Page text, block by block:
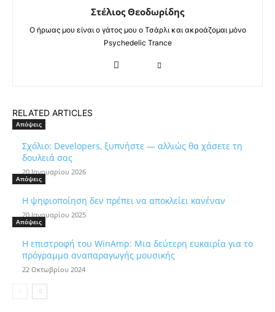
Στέλιος Θεοδωρίδης
Ο ήρωας μου είναι ο γάτος μου ο Τσάρλι και ακροάζομαι μόνο
Psychedelic Trance
RELATED ARTICLES
Απόψεις
Σχόλιο: Developers, ξυπνήστε — αλλιώς θα χάσετε τη
δουλειά σας
20 Ιανουαρίου 2026
Απόψεις
Η ψηφιοποίηση δεν πρέπει να αποκλείει κανέναν
20 Ιανουαρίου 2025
Απόψεις
Η επιστροφή του WinAmp: Μια δεύτερη ευκαιρία για το
πρόγραμμα αναπαραγωγής μουσικής
22 Οκτωβρίου 2024